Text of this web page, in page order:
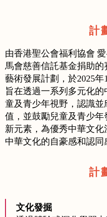
計
由香港聖公會福利協會
馬會慈善信託基金捐助的
藝術發展計劃，於2025
旨在透過一系列多元化
童及青少年視野，認識
值，並鼓勵兒童及青少
新元素，為優秀中華文
中華文化的自豪感和認同
計
文化發掘